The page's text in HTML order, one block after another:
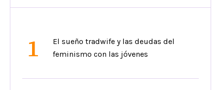
1
El sueño tradwife y las deudas del
feminismo con las jóvenes